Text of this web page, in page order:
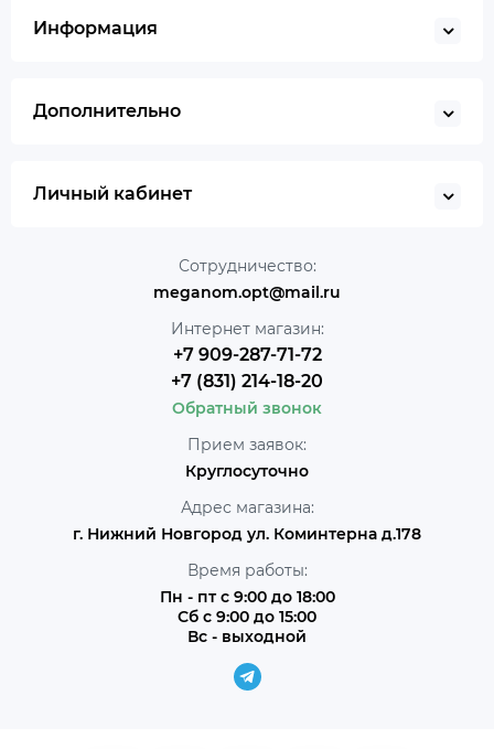
Информация
Дополнительно
Личный кабинет
Сотрудничество:
meganom.opt@mail.ru
Интернет магазин:
+7 909-287-71-72
+7 (831) 214-18-20
Обратный звонок
Прием заявок:
Круглосуточно
Адрес магазина:
г. Нижний Новгород ул. Коминтерна д.178
Время работы:
Пн - пт с 9:00 до 18:00
Сб с 9:00 до 15:00
Вс - выходной